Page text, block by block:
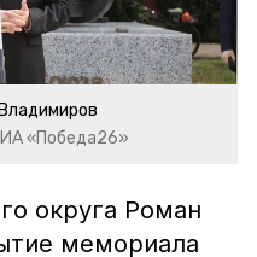
«Победа26»
округа Роман
мемориала